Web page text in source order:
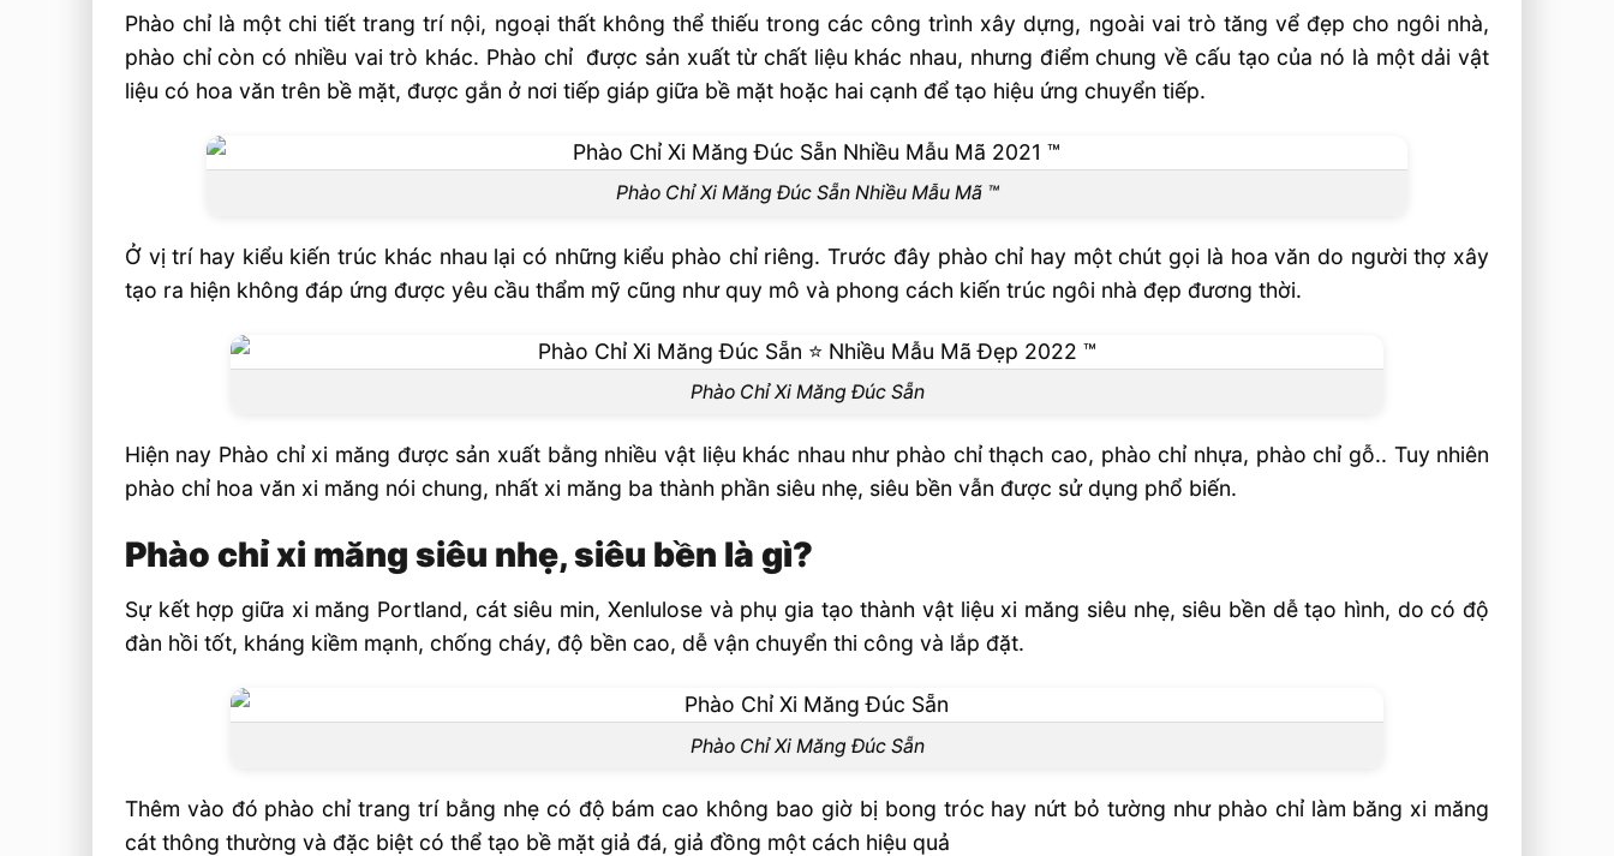
Sản phẩm của Công ty Hoa văn Phào chỉ Hưng Yên
Xem thêm bài viết
Phào chỉ là một chi tiết trang trí nội, ngoại thất không thể thiếu trong các công trình xây dựng, ngoài vai trò tăng vể đẹp cho ngôi nhà,
phào chỉ còn có nhiều vai trò khác. Phào chỉ được sản xuất từ chất liệu khác nhau, nhưng điểm chung về cấu tạo của nó là một dải vật
liệu có hoa văn trên bề mặt, được gắn ở nơi tiếp giáp giữa bề mặt hoặc hai cạnh để tạo hiệu ứng chuyển tiếp.
Phào Chỉ Xi Măng Đúc Sẵn Nhiều Mẫu Mã ™
Ở vị trí hay kiểu kiến trúc khác nhau lại có những kiểu phào chỉ riêng. Trước đây phào chỉ hay một chút gọi là hoa văn do người thợ xây
tạo ra hiện không đáp ứng được yêu cầu thẩm mỹ cũng như quy mô và phong cách kiến trúc ngôi nhà đẹp đương thời.
Phào Chỉ Xi Măng Đúc Sẵn
Hiện nay Phào chỉ xi măng được sản xuất bằng nhiều vật liệu khác nhau như phào chỉ thạch cao, phào chỉ nhựa, phào chỉ gỗ.. Tuy nhiên
phào chỉ hoa văn xi măng nói chung, nhất xi măng ba thành phần siêu nhẹ, siêu bền vẫn được sử dụng phổ biến.
Phào chỉ xi măng siêu nhẹ, siêu bền là gì?
Sự kết hợp giữa xi măng Portland, cát siêu min, Xenlulose và phụ gia tạo thành vật liệu xi măng siêu nhẹ, siêu bền dễ tạo hình, do có độ
đàn hồi tốt, kháng kiềm mạnh, chống cháy, độ bền cao, dễ vận chuyển thi công và lắp đặt.
Phào Chỉ Xi Măng Đúc Sẵn
Thêm vào đó phào chỉ trang trí bằng nhẹ có độ bám cao không bao giờ bị bong tróc hay nứt bỏ tường như phào chỉ làm băng xi măng
cát thông thường và đặc biệt có thể tạo bề mặt giả đá, giả đồng một cách hiệu quả